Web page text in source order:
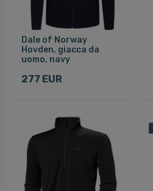
Dale of Norway
Hovden, giacca da
uomo, navy
277 EUR